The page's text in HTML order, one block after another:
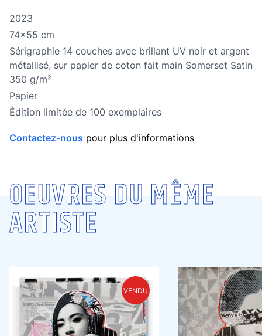
Année de réalisation
2023
Dimensions
74x55 cm
Technique
Sérigraphie 14 couches avec brillant UV noir et argent
métallisé, sur papier de coton fait main Somerset Satin
350 g/m²
Technique
Papier
édition limitée
Édition limitée de 100 exemplaires
Contactez-nous pour plus d'informations
OEUVRES DU MÊME
ARTISTE
VENDU